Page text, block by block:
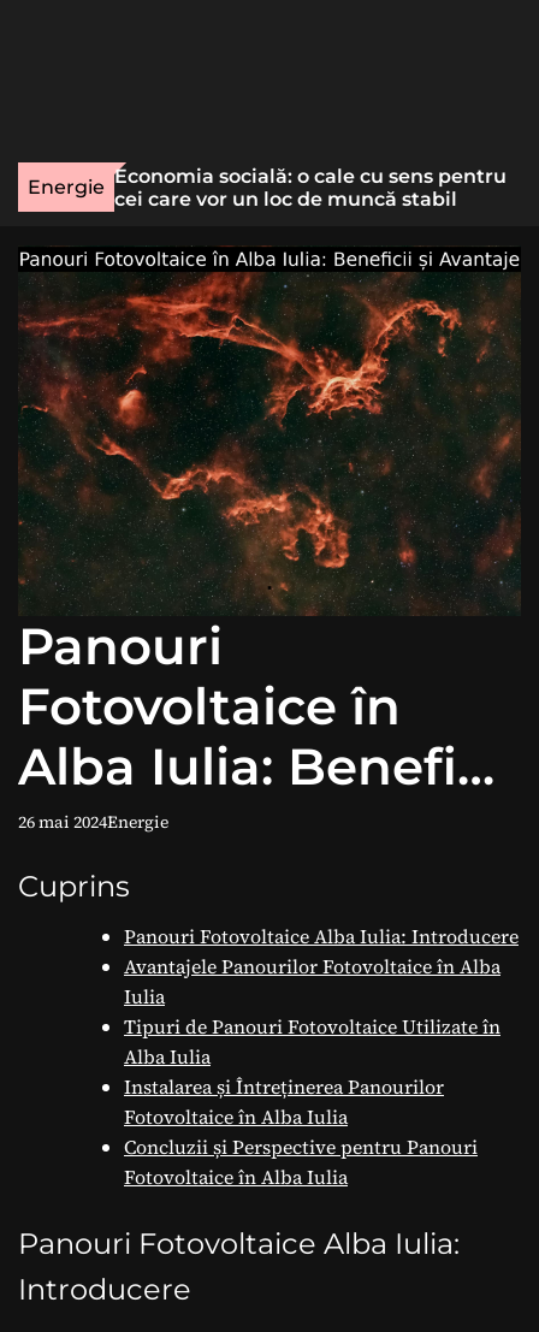
Energie
rară
Economia socială: o cale cu sens pentru
cei care vor un loc de muncă stabil
Panouri
Fotovoltaice în
Alba Iulia: Beneficii
și Avantaje
26 mai 2024Energie
Cuprins
Panouri Fotovoltaice Alba Iulia: Introducere
Avantajele Panourilor Fotovoltaice în Alba
Iulia
Tipuri de Panouri Fotovoltaice Utilizate în
Alba Iulia
Instalarea și Întreținerea Panourilor
Fotovoltaice în Alba Iulia
Concluzii și Perspective pentru Panouri
Fotovoltaice în Alba Iulia
Panouri Fotovoltaice Alba Iulia:
Introducere